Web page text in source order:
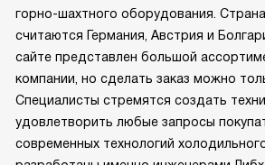
горно-шахтного оборудования.
считаются Германия, Австрия и
сайте представлен большой
компании, но сделать заказ можно
Специалисты стремятся создать
удовлетворить любые запросы
современных технологий